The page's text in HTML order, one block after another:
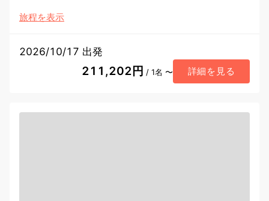
旅程を表示
2026/10/17 出発
211,202円 / 1名 〜 詳細を見る